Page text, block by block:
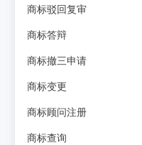
商标驳回复审
商标答辩
商标撤三申请
商标变更
商标顾问注册
商标查询